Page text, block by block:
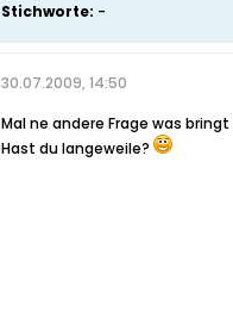
Stichworte: -
30.07.2009, 14:50
Mal ne andere Frage was
Hast du langeweile?